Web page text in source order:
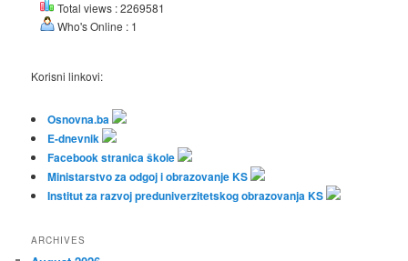
Total views : 2269581
Who's Online : 1
Korisni linkovi:
Osnovna.ba
E-dnevnik
Facebook stranica škole
Ministarstvo za odgoj i obrazovanje KS
Institut za razvoj preduniverzitetskog obrazovanja KS
ARCHIVES